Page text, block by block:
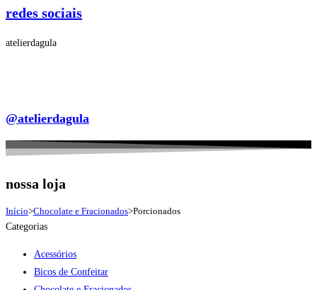
redes sociais
atelierdagula
@atelierdagula
nossa loja
Início>Chocolate e Fracionados>Porcionados
Categorias
Acessórios
Bicos de Confeitar